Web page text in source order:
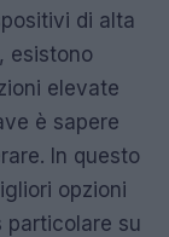
di alta
esistono
elevate
è sapere
In questo
opzioni
particolare su